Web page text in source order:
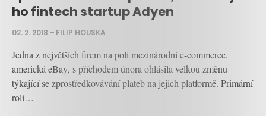
ho fintech startup Adyen
02. 2. 2018 – FILIP HOUSKA
Jedna z největších firem na poli mezinárodní e-commerce,
americká eBay, s příchodem února ohlásila velkou změnu
týkající se zprostředkovávání plateb na jejich platformě. Primární
roli…